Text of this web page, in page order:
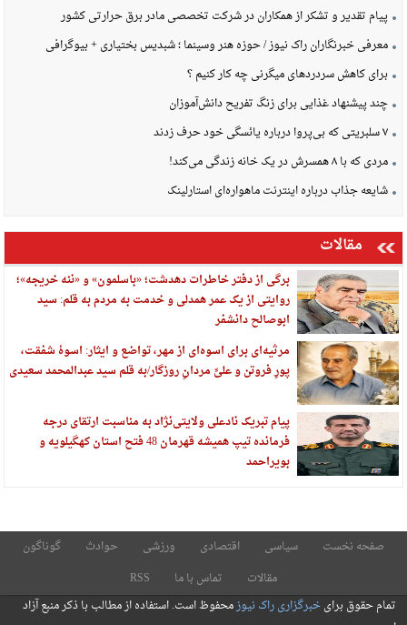
پیام تقدیر و تشکر از همکاران در شرکت تخصصی مادر برق حرارتی کشور
معرفی خبرنگاران راک نیوز / حوزه هنر وسینما ؛ شبدیس بختیاری + بیوگرافی
برای کاهش سردردهای میگرنی چه کار کنیم ؟
چند پیشنهاد غذایی برای زنگ تفریح دانش‌آموزان
۷ سلبریتی که بی‌پروا درباره یائسگی خود حرف زدند
مردی که با ۸ همسرش در یک خانه زندگی می‌کند!
شایعه جذاب درباره اینترنت ماهواره‌ای استارلینک
مقالات
برگی از دفتر خاطرات دهدشت؛ «باسلمون» و «ننه خریجه»؛
روایتی از یک عمر همدلی و خدمت به مردم به قلم: سید
ابوصالح دانشفر
مرثیه‌ای برای اسوه‌ای از مهر، تواضع و ایثار: اسوهٔ شفقت،
پورِ فروتن و علیِّ مردانِ روزگار/به قلم سید عبدالمحمد سعیدی
پیام تبریک نادعلی ولایتی‌نژاد به مناسبت ارتقای درجه
فرمانده تیپ همیشه قهرمان 48 فتح استان کهگیلویه و
بویراحمد
صفحه نخست سیاسی اقتصادی ورزشی حوادث
گوناگون
مقالات
تماس با ما
RSS
تمام حقوق برایخبرگزاری راک نیوزمحفوظ است. استفاده از مطالب با ذکر منبع آزاد